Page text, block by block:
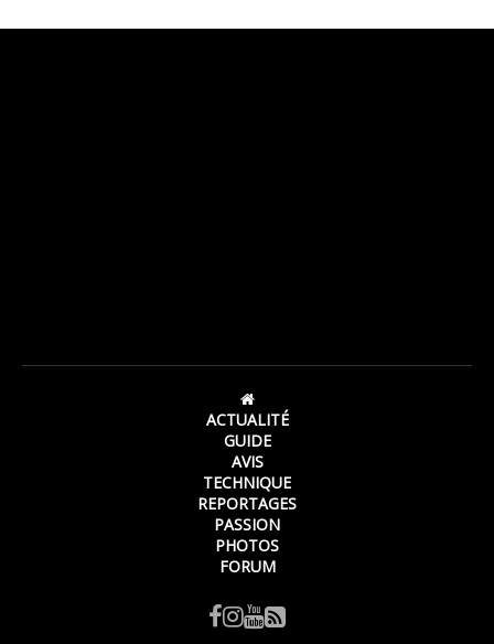
ACTUALITÉ
GUIDE
AVIS
TECHNIQUE
REPORTAGES
PASSION
PHOTOS
FORUM